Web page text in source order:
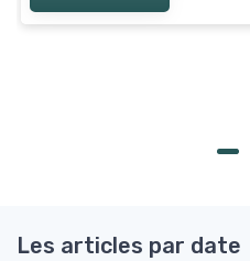
Les articles par date